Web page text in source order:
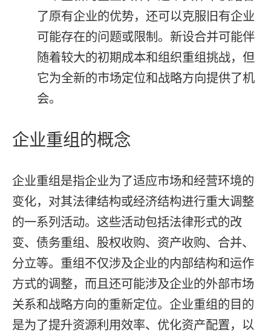
了原有企业的优势，还可以克服旧有企业
可能存在的问题或限制。新设合并可能伴
随着较大的初期成本和组织重组挑战，但
它为全新的市场定位和战略方向提供了机
会。
企业重组的概念
企业重组是指企业为了适应市场和经营环境的
变化，对其法律结构或经济结构进行重大调整
的一系列活动。这些活动包括法律形式的改
变、债务重组、股权收购、资产收购、合并、
分立等。重组不仅涉及企业的内部结构和运作
方式的调整，而且还可能涉及企业的外部市场
关系和战略方向的重新定位。企业重组的目的
是为了提升资源利用效率、优化资产配置，以